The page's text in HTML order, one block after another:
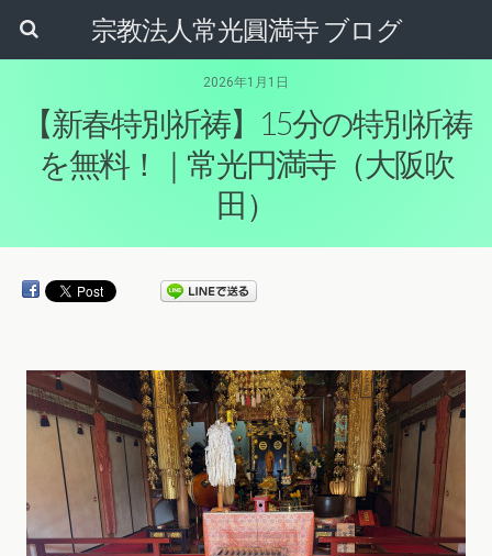
宗教法人常光圓満寺 ブログ
2026年1月1日
【新春特別祈祷】15分の特別祈祷
を無料！｜常光円満寺（大阪吹
田）